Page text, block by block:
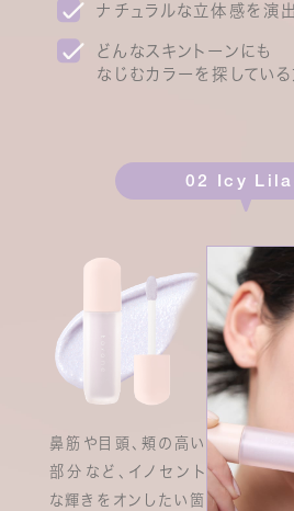
ナチュラルな立体感を演
どんなスキントーンにも
なじむカラーを探してい
02 Icy
鼻筋や目頭、頬の高い
部分など、イノセント
な輝きをオンしたい箇